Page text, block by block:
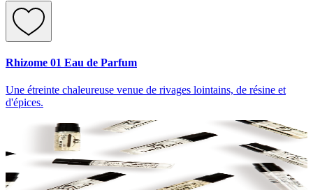
Rhizome 01 Eau de Parfum
Une étreinte chaleureuse venue de rivages lointains, de résine et
d'épices.